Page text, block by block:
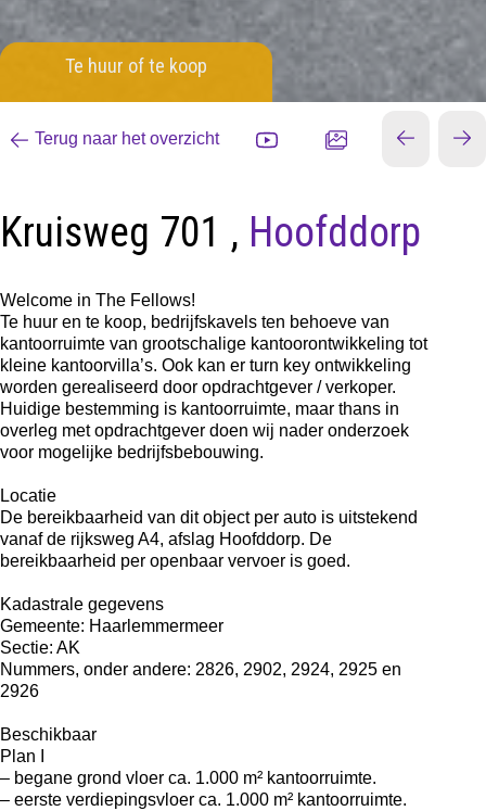
Te huur of te koop
Terug naar het overzicht
Kruisweg 701 , Hoofddorp
Welcome in The Fellows!
Te huur en te koop, bedrijfskavels ten behoeve van
kantoorruimte van grootschalige kantoorontwikkeling tot
kleine kantoorvilla’s. Ook kan er turn key ontwikkeling
worden gerealiseerd door opdrachtgever / verkoper.
Huidige bestemming is kantoorruimte, maar thans in
overleg met opdrachtgever doen wij nader onderzoek
voor mogelijke bedrijfsbebouwing.
Locatie
De bereikbaarheid van dit object per auto is uitstekend
vanaf de rijksweg A4, afslag Hoofddorp. De
bereikbaarheid per openbaar vervoer is goed.
Kadastrale gegevens
Gemeente: Haarlemmermeer
Sectie: AK
Nummers, onder andere: 2826, 2902, 2924, 2925 en
2926
Beschikbaar
Plan I
– begane grond vloer ca. 1.000 m² kantoorruimte.
– eerste verdiepingsvloer ca. 1.000 m² kantoorruimte.